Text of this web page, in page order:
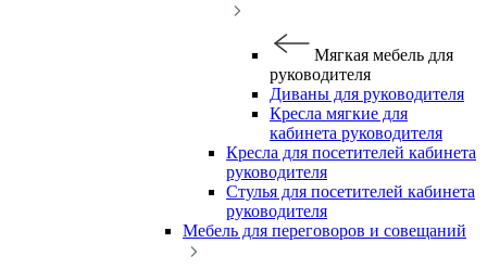
Мягкая мебель для
руководителя
Диваны для руководителя
Кресла мягкие для
кабинета руководителя
Кресла для посетителей кабинета
руководителя
Стулья для посетителей кабинета
руководителя
Мебель для переговоров и совещаний